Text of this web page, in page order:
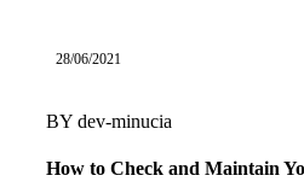
28/06/2021
BY dev-minucia
How to Check and Maintain